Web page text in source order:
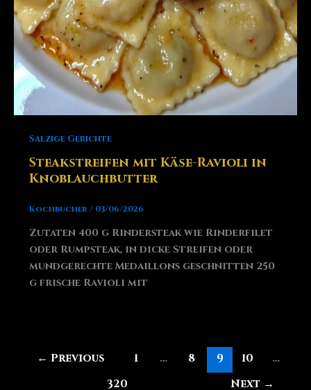
Salzige Gerichte
Steakstreifen mit Käse-Ravioli in
Knoblauchbutter
Kochbucher/ 03/06/2026
Zutaten 400 g Rindersteak wie Rinderfilet
oder Rumpsteak, in dicke Streifen oder
mundgerechte Medaillons geschnitten 250
g frische Ravioli mit
← Previous 1 … 8 9 10
…
320
Next →